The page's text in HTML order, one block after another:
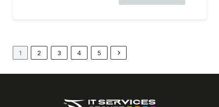
1 2 3 4 5